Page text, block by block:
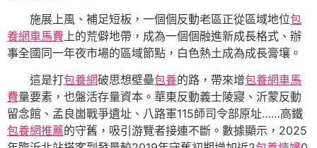
施展上風、補足短板，一個個反動老區正從區域地位包
養網車馬費 上的荒僻地帶，成為一個個融進新成長格式、辦
事全國同一年夜市場的區域節點，白色熱土成為成長膏壤。
這是打包養網破思想壁壘包養的路，帶來增包養網車馬
費量要素，也盤活存量資本。華東反動義士陵寢、沂蒙反動
留念館、孟良崮戰爭遺址、八路軍115師司令部原址……高鐵
包養網推薦的守舊，吸引游覽者接連不斷。數據顯示，2025